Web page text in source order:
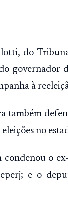
do
à
também
no
o
e o